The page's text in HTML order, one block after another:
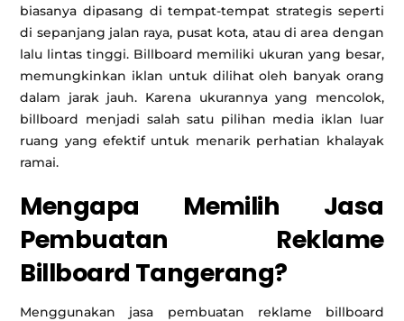
biasanya dipasang di tempat-tempat strategis seperti
di sepanjang jalan raya, pusat kota, atau di area dengan
lalu lintas tinggi. Billboard memiliki ukuran yang besar,
memungkinkan iklan untuk dilihat oleh banyak orang
dalam jarak jauh. Karena ukurannya yang mencolok,
billboard menjadi salah satu pilihan media iklan luar
ruang yang efektif untuk menarik perhatian khalayak
ramai.
Mengapa Memilih Jasa
Pembuatan Reklame
Billboard Tangerang?
Menggunakan jasa pembuatan reklame billboard